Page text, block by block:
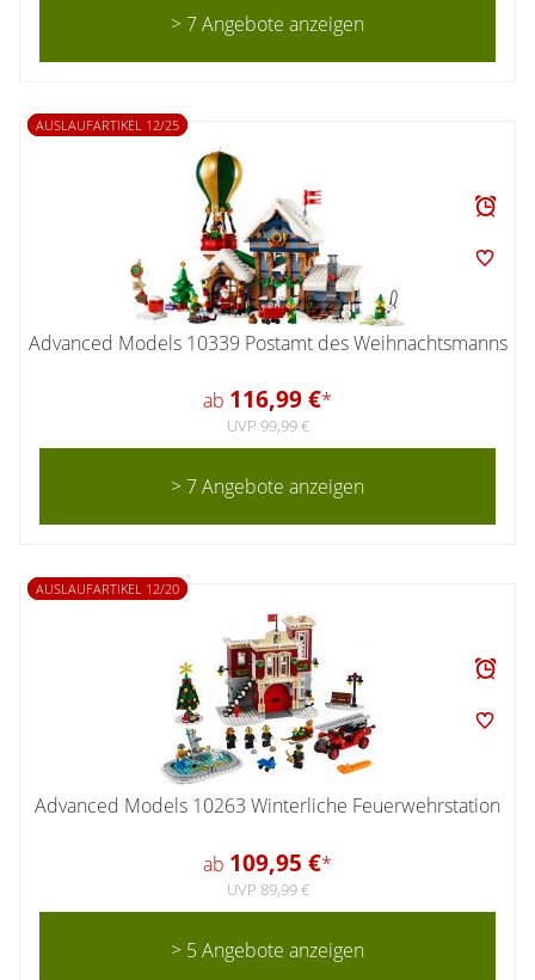
> 7 Angebote anzeigen
AUSLAUFARTIKEL 12/25
Advanced Models 10339 Postamt des Weihnachtsmanns
ab 116,99 €*
UVP 99,99 €
> 7 Angebote anzeigen
AUSLAUFARTIKEL 12/20
Advanced Models 10263 Winterliche Feuerwehrstation
ab 109,95 €*
UVP 89,99 €
> 5 Angebote anzeigen